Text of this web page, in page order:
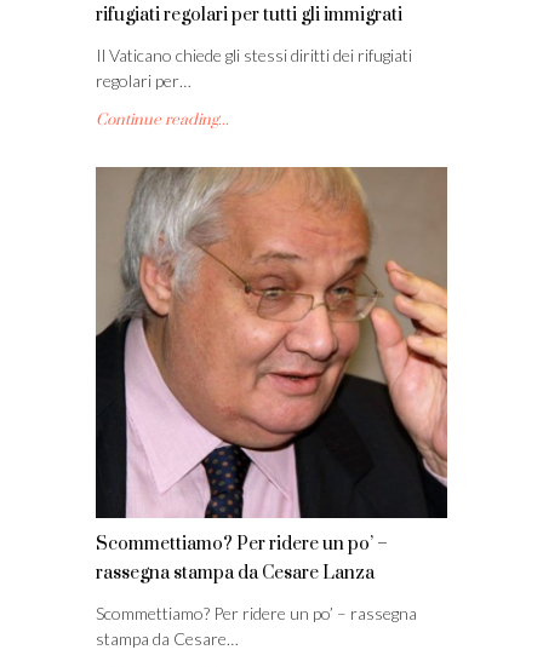
rifugiati regolari per tutti gli immigrati
Il Vaticano chiede gli stessi diritti dei rifugiati
regolari per…
Continue reading...
Scommettiamo? Per ridere un po’ –
rassegna stampa da Cesare Lanza
Scommettiamo? Per ridere un po’ – rassegna
stampa da Cesare…